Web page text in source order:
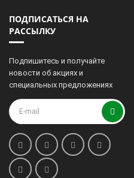
ПОДПИСАТЬСЯ НА
РАССЫЛКУ
Подпишитесь и получайте
новости об акциях и
специальных предложениях